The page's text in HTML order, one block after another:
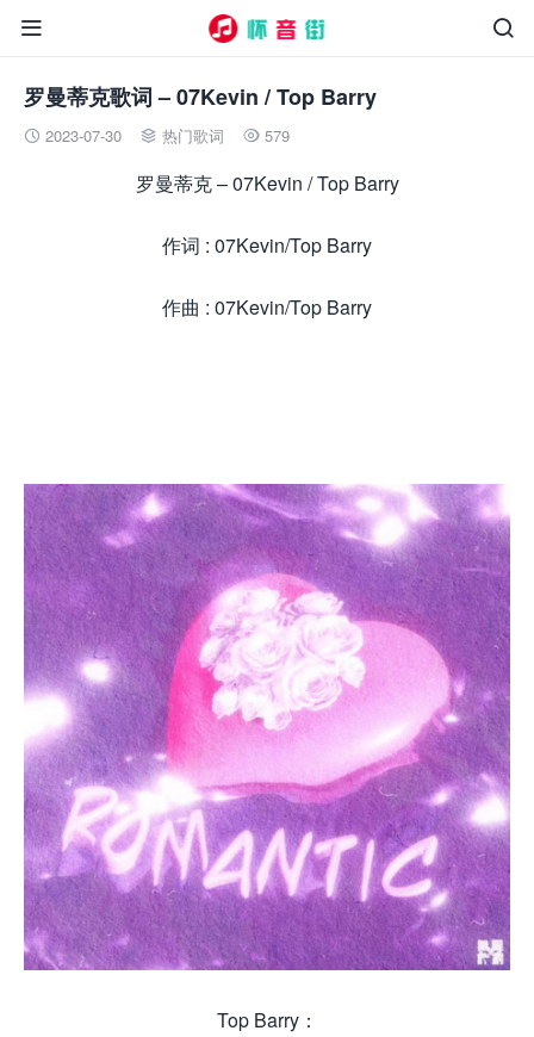


罗曼蒂克歌词 – 07Kevin / Top Barry
 2023-07-30  热门歌词  579
罗曼蒂克 – 07Kevin / Top Barry
作词 : 07Kevin/Top Barry
作曲 : 07Kevin/Top Barry
Top Barry：